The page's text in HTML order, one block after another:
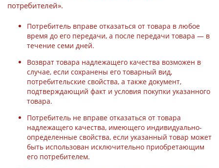
потребителей».
Потребитель вправе отказаться от товара в любое
время до его передачи, а после передачи товара — в
течение семи дней.
Возврат товара надлежащего качества возможен в
случае, если сохранены его товарный вид,
потребительские свойства, а также документ,
подтверждающий факт и условия покупки указанного
товара.
Потребитель не вправе отказаться от товара
надлежащего качества, имеющего индивидуально-
определенные свойства, если указанный товар может
быть использован исключительно приобретающим
его потребителем.